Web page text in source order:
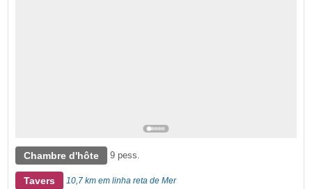
Chambre d'hôte 9 pess.
Tavers 10,7 km em linha reta de Mer